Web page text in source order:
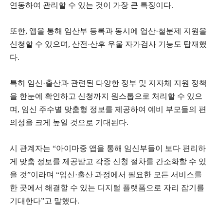
연동하여 관리할 수 있는 것이 가장 큰 특징이다.
또한, 앱을 통해 임산부 등록과 동시에 엽산·철분제 지원을
신청할 수 있으며, 산전·산후 우울 자가검사 기능도 탑재했
다.
특히 임신·출산과 관련된 다양한 정부 및 지자체 지원 정책
을 한눈에 확인하고 신청까지 원스톱으로 처리할 수 있으
며, 임신 주수별 맞춤형 정보를 제공하여 예비 부모들의 편
의성을 크게 높일 것으로 기대된다.
시 관계자는 “아이마중 앱을 통해 임신부들이 보다 편리하
게 맞춤 정보를 제공받고 각종 신청 절차를 간소화할 수 있
을 것”이라며 “임신·출산 과정에서 필요한 모든 서비스를
한 곳에서 해결할 수 있는 디지털 플랫폼으로 자리 잡기를
기대한다”고 말했다.